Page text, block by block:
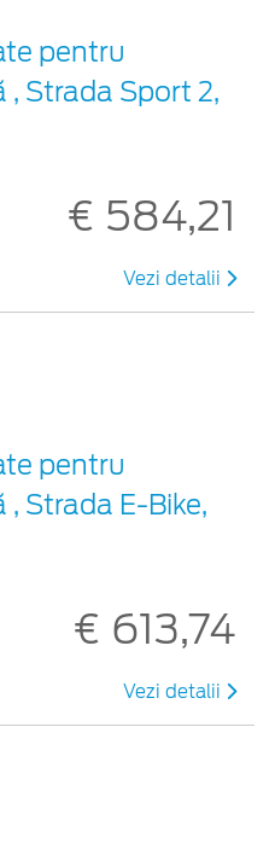
pentru
Strada Sport 2,
€ 584,21
Vezi detalii
pentru
Strada E-Bike,
€ 613,74
Vezi detalii